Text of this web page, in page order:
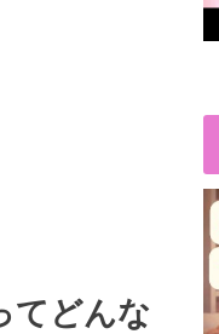
てどんな